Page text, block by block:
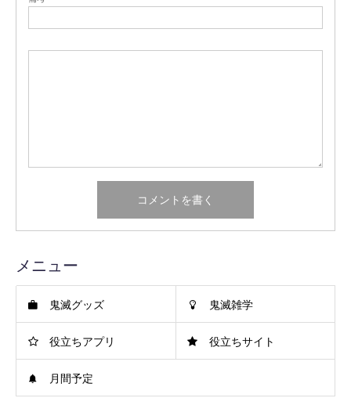
メニュー
鬼滅グッズ 鬼滅雑学
役立ちアプリ 役立ちサイト
月間予定